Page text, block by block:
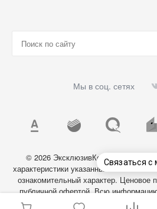
Мы в соц. сетях
© 2026 ЭксклюзивКосметик, Все
характеристики указанных на сайте
ознакомительный характер. Ценовое
публичной офертой. Всю
администратора
Связаться